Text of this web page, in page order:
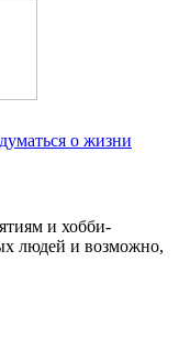
о жизни
и хобби-
людей и возможно,